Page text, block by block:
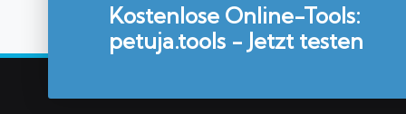
Kostenlose Online-Tools:
petuja.tools - Jetzt testen